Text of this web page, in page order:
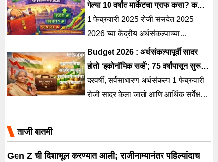
गेल्या 10 वर्षांत मार्केटचा ग्राफ कसा? कधी
घसरला, कधी वाढला?
1 फेब्रुवारी 2025 रोजी संसदेत 2025-
2026 च्या केंद्रीय अर्थसंकल्पाच्या
सादरीकरणावेळी मार्केटमध्ये कमालीची
अस्थिरता होती.
Budget 2026 : अर्थसंकल्पापूर्वी सादर
होतो ‘इकोनॉमिक सर्व्हे’; 75 वर्षांपासून सुरू
आहे परंपरा…
दरवर्षी, सर्वसाधारण अर्थसंकल्प 1 फेब्रुवारी
रोजी सादर केला जातो आणि आर्थिक सर्वेक्षण
ताजी बातमी
Gen Z ची दिशाभूल करण्यात आली; राजीनाम्यानंतर पहिल्यांदाच